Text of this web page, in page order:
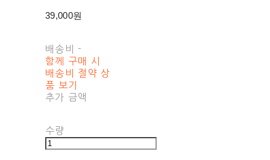
39,000원
배송비 -
함께 구매 시
배송비 절약 상
품 보기
추가 금액
수량